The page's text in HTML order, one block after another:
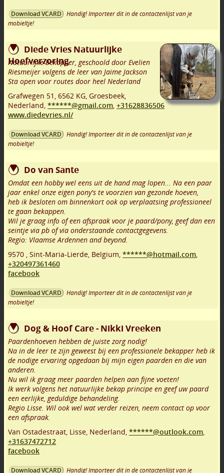
Download VCARD
Handig! Importeer dit in de contactenlijst van je
mobieltje!
Diede Vries Natuurlijke
Hoefverzoring
Natuurlijke bekapper, geschoold door Evelien
Riesmeijer volgens de leer van Jaime Jackson
Sta open voor routes door heel Nederland
Grafwegen 51 , 6562 KG, Groesbeek,
Nederland, ******@gmail.com, +31628836506
www.diedevries.nl/
Download VCARD
Handig! Importeer dit in de contactenlijst van je
mobieltje!
Do van Sante
Omdat een hobby wel eens uit de hand mag lopen... Na een paar
jaar enkel onze eigen pony's te voorzien van gezonde hoeven,
heb ik besloten om binnenkort ook op verplaatsing professioneel
te gaan bekappen.
Wil je graag info of een afspraak voor je paard/pony, geef dan een
seintje via pb of via onderstaande contactgegevens.
Regio: Vlaamse Ardennen and beyond.
9570 , Sint-Maria-Lierde, Belgium, ******@hotmail.com,
+320497361460
facebook
Download VCARD
Handig! Importeer dit in de contactenlijst van je
mobieltje!
Dog & Hoof Care - Nikki Vreeken
Paardenhoeven hebben de juiste zorg nodig!
Na in de leer te zijn geweest bij een professionele bekapper heb ik
de nodige ervaring opgedaan bij mijn eigen paarden en die van
anderen.
Nu wil ik graag meer paarden helpen aan fijne voeten!
Ik werk volgens het natuurlijke bekap principe en geef uw paard
een eerlijke, geduldige behandeling.
Regio Lisse. Wil ook wel wat verder reizen, neem contact op voor
een afspraak.
Van Ostadestraat, Lisse, Nederland, ******@outlook.com,
+31637472712
facebook
Download VCARD Handig! Importeer dit in de contactenlijst van je